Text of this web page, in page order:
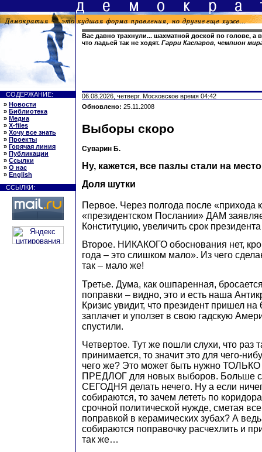
Вас давно трахнули... шахматной доской по голове, а
что ладьей так не ходят. Гарри Каспаров, чемпион
СОДЕРЖАНИЕ:
» Новости
» Библиотека
» Медиа
» X-files
» Хочу все знать
» Проекты
» Горячая линия
» Публикации
» Ссылки
» О нас
» English
ССЫЛКИ:
06.08.2026, четверг. Московское время 04:42
Обновлено: 25.11.2008
Выборы скоро
Суварин Б.
Ну, кажется, все пазлы стали на место
Доля шутки
Первое. Через полгода после «прихода
«президентском Послании» ДАМ
Конституцию, увеличить срок
Второе. НИКАКОГО обоснования нет,
года – это слишком мало». Из чего
так – мало же!
Третье. Дума, как ошпаренная,
поправки – видно, это и есть наша
Кризис увидит, что президент пришел на
заплачет и уползет в свою гадскую
спустили.
Четвертое. Тут же пошли слухи, что раз
принимается, то значит это для чего-
чего же? Это может быть нужно
ПРЕДЛОГ для новых выборов. Больше с
СЕГОДНЯ делать нечего. Ну а если
собираются, то зачем лететь по
срочной политической нужде, сметая
поправкой в керамических зубах? А
собираются поправочку расчехлить и
так же…